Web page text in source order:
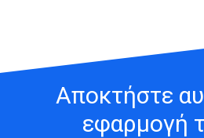
Αποκτήστε
εφαρμογή